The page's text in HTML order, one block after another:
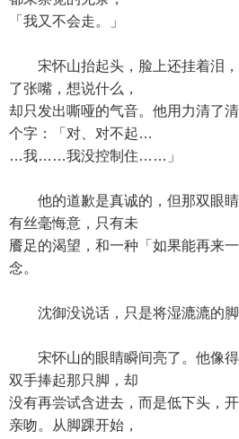
「我又不会走。」
宋怀山抬起头，脸上还挂着泪，
了张嘴，想说什么，
却只发出嘶哑的气音。他用力清了
个字：「对、对不起…
…我……我没控制住……」
他的道歉是真诚的，但那双眼睛
有丝毫悔意，只有未
餍足的渴望，和一种「如果能再来
念。
沈御没说话，只是将湿漉漉的脚
宋怀山的眼睛瞬间亮了。他像得
双手捧起那只脚，却
没有再尝试含进去，而是低下头，
亲吻。从脚踝开始，